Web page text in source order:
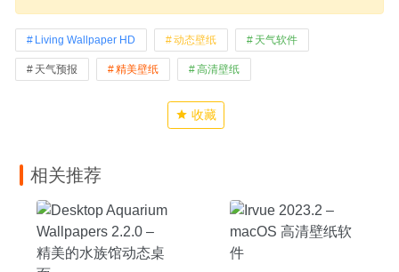
Living Wallpaper HD 动态壁纸 天气软件
天气预报 精美壁纸 高清壁纸
收藏
相关推荐